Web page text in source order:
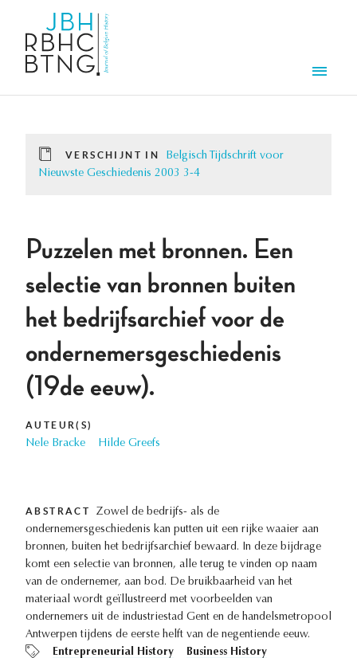
VERSCHIJNT IN
Belgisch Tijdschrift voor
Nieuwste Geschiedenis 2003 3-4
Puzzelen met bronnen. Een
selectie van bronnen buiten
het bedrijfsarchief voor de
ondernemersgeschiedenis
(19de eeuw).
AUTEUR(S)
Nele Bracke Hilde Greefs
ABSTRACT
Zowel de bedrijfs- als de
ondernemersgeschiedenis kan putten uit een rijke waaier aan
bronnen, buiten het bedrijfsarchief bewaard. In deze bijdrage
komt een selectie van bronnen, alle terug te vinden op naam
van de ondernemer, aan bod. De bruikbaarheid van het
materiaal wordt geïllustreerd met voorbeelden van
ondernemers uit de industriestad Gent en de handelsmetropool
Antwerpen tijdens de eerste helft van de negentiende eeuw.
Entrepreneurial History
Business History